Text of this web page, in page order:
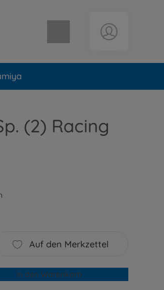
Warenkorb leer
(2) Racing
Auf den Merkzettel
In den Warenkorb